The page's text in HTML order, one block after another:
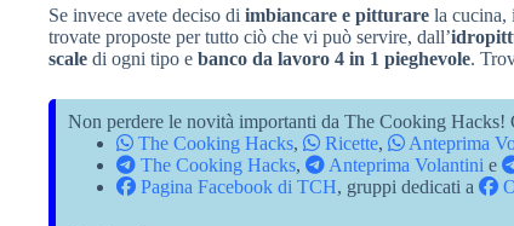
Se invece avete deciso di imbiancare e pitturare la cucina,
trovate proposte per tutto ciò che vi può servire, dall’
scale di ogni tipo e banco da lavoro 4 in 1 pieghevole.
Non perdere le novità importanti da The Cooking Hacks!
The Cooking Hacks, Ricette, Anteprima
The Cooking Hacks, Anteprima Volantini e
Pagina Facebook di TCH, gruppi dedicati a